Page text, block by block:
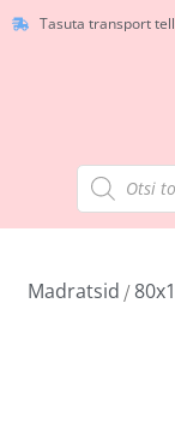
Tasuta transport
Madratsid /